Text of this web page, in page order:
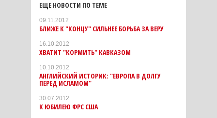
ЕЩЕ НОВОСТИ ПО ТЕМЕ
09.11.2012
БЛИЖЕ К "КОНЦУ" СИЛЬНЕЕ БОРЬБА ЗА ВЕРУ
16.10.2012
ХВАТИТ "КОРМИТЬ" КАВКАЗОМ
10.10.2012
АНГЛИЙСКИЙ ИСТОРИК: "ЕВРОПА В ДОЛГУ
ПЕРЕД ИСЛАМОМ"
30.07.2012
К ЮБИЛЕЮ ФРС США